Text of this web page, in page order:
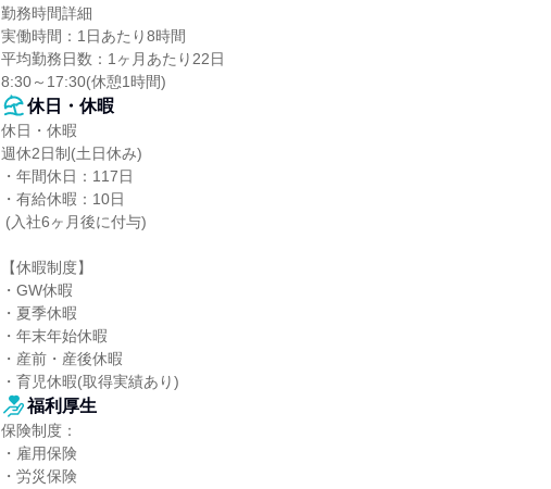
勤務時間詳細
実働時間：1日あたり8時間
平均勤務日数：1ヶ月あたり22日
8:30～17:30(休憩1時間)
休日・休暇
休日・休暇
週休2日制(土日休み)
・年間休日：117日
・有給休暇：10日
【休暇制度】
・GW休暇
・夏季休暇
・年末年始休暇
・産前・産後休暇
・育児休暇(取得実績あり)
福利厚生
保険制度：
・雇用保険
・労災保険